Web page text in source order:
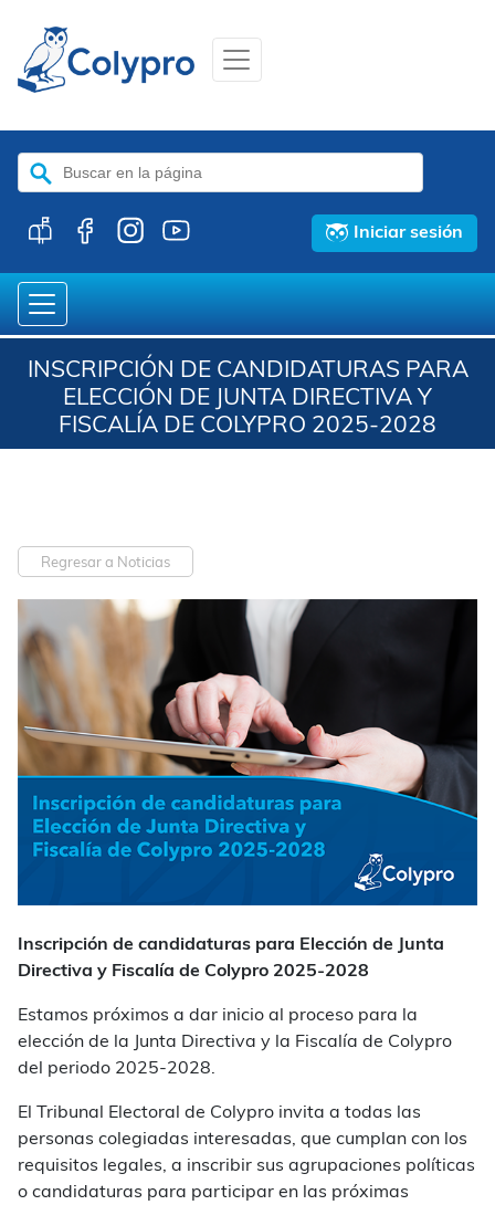
Buscar:
Iniciar sesión
INSCRIPCIÓN DE CANDIDATURAS PARA
ELECCIÓN DE JUNTA DIRECTIVA Y
FISCALÍA DE COLYPRO 2025-2028
Regresar a Noticias
Inscripción de candidaturas para Elección de Junta
Directiva y Fiscalía de Colypro 2025-2028
Estamos próximos a dar inicio al proceso para la
elección de la Junta Directiva y la Fiscalía de Colypro
del periodo 2025-2028.
El Tribunal Electoral de Colypro invita a todas las
personas colegiadas interesadas, que cumplan con los
requisitos legales, a inscribir sus agrupaciones políticas
o candidaturas para participar en las próximas